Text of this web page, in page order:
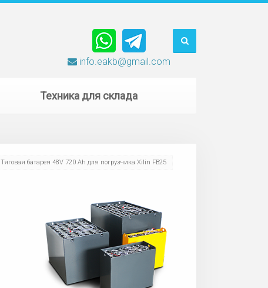
info.eakb@gmail.com
Техника для склада
Тяговая батарея 48V 720 Ah для погрузчика Xilin FB25